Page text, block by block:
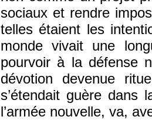
sociaux et rendre
telles étaient les
monde vivait une
pourvoir à la défense
dévotion devenue
s’étendait guère dans
l’armée nouvelle, va,